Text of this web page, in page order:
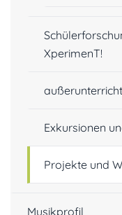
XperimenT!
Exkursionen
Projekte und
Musikprofil